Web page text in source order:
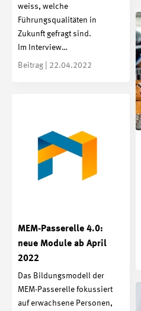
weiss, welche
Führungsqualitäten in
Zukunft gefragt sind.
Im Interview…
Beitrag | 22.04.2022
MEM-Passerelle 4.0:
neue Module ab April
2022
Das Bildungsmodell der
MEM-Passerelle fokussiert
auf erwachsene Personen,